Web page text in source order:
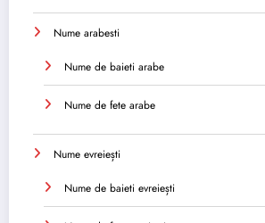
Nume arabesti
Nume de baieti arabe
Nume de fete arabe
Nume evreiești
Nume de baieti evreiești